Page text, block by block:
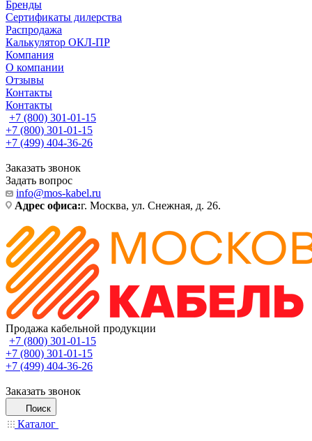
Бренды
Сертификаты дилерства
Распродажа
Калькулятор ОКЛ-ПР
Компания
О компании
Отзывы
Контакты
Контакты
+7 (800) 301-01-15
+7 (800) 301-01-15
+7 (499) 404-36-26
Заказать звонок
Задать вопрос
info@mos-kabel.ru
Адрес офиса:г. Москва, ул. Снежная, д. 26.
Продажа кабельной продукции
+7 (800) 301-01-15
+7 (800) 301-01-15
+7 (499) 404-36-26
Заказать звонок
Поиск
Каталог